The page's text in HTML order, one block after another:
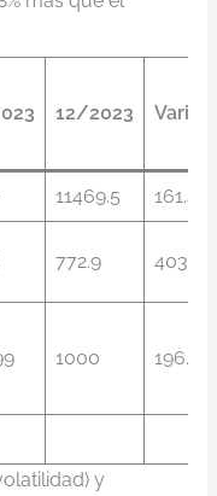
12/2023
11469.5
772.9
1000
y